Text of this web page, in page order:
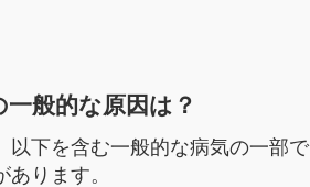
一般的な原因は？
以下を含む一般的な病気の一部で
ります。